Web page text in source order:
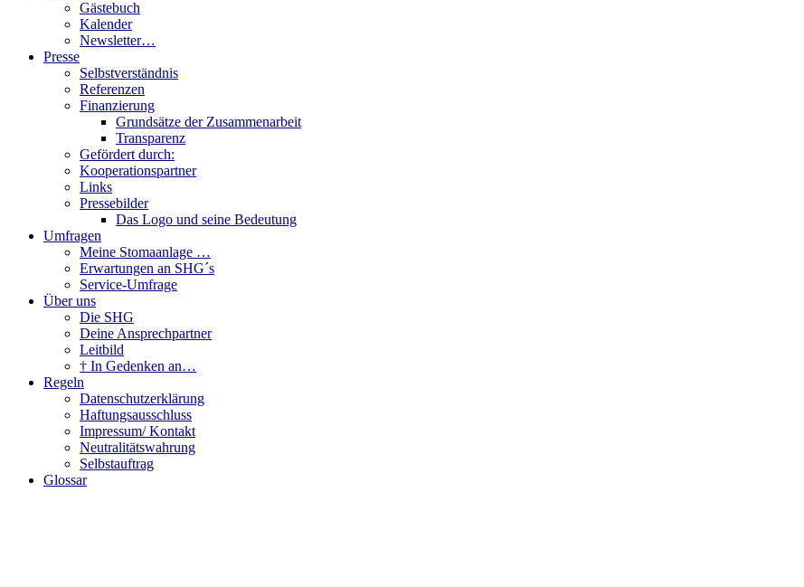
Gästebuch
Kalender
Newsletter…
Presse
Selbstverständnis
Referenzen
Finanzierung
Grundsätze der Zusammenarbeit
Transparenz
Gefördert durch:
Kooperationspartner
Links
Pressebilder
Das Logo und seine Bedeutung
Umfragen
Meine Stomaanlage …
Erwartungen an SHG´s
Service-Umfrage
Über uns
Die SHG
Deine Ansprechpartner
Leitbild
† In Gedenken an…
Regeln
Datenschutzerklärung
Haftungsausschluss
Impressum/ Kontakt
Neutralitätswahrung
Selbstauftrag
Glossar